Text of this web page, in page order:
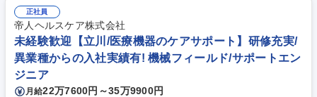
正社員
帝人ヘルスケア株式会社
未経験歓迎【立川/医療機器のケアサポート】研修充実/
異業種からの入社実績有! 機械フィールド/サポートエン
ジニア
月給22万7600円～35万9900円